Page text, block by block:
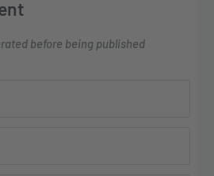
before being published